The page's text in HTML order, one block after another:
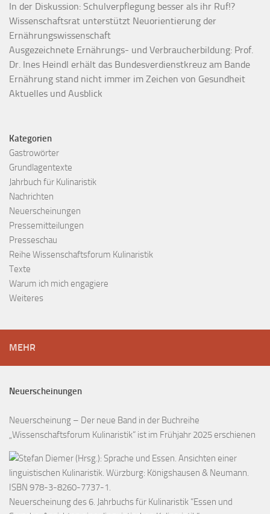
In der Diskussion: Schulverpflegung besser als ihr Ruf!?
Wissenschaftsrat unterstützt Neuorientierung der
Ernährungswissenschaft
Ausgezeichnete Ernährungs- und Verbraucherbildung: Prof.
Dr. Ines Heindl erhält das Bundesverdienstkreuz am Bande
Ernährung stand nicht immer im Zeichen von Gesundheit
Aktuelles und Ausblick
Kategorien
Gastrowörter
Grundlagentexte
Jahrbuch für Kulinaristik
Nachrichten
Neuerscheinungen
Pressemitteilungen
Presseschau
Reihe Wissenschaftsforum Kulinaristik
Texte
Warum ich mich engagiere
Weiteres
MEHR
Neuerscheinungen
Neuerscheinung – Der neue Band in der Buchreihe
„Wissenschaftsforum Kulinaristik“ ist im Frühjahr 2025 erschienen
Neuerscheinung des 6. Jahrbuchs für Kulinaristik “Essen und